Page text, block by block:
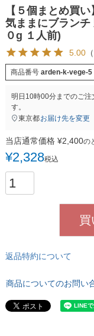
【５個まとめ買い
気ままにブランチ
０g １人前)
5.00（
商品番号 arden-k-vege-5
明日 10時00分までのご注
す。
東京都お届け先を変更
当店通常価格 ¥2,400の
¥2,328税込
返品特約について
商品についてのお問い